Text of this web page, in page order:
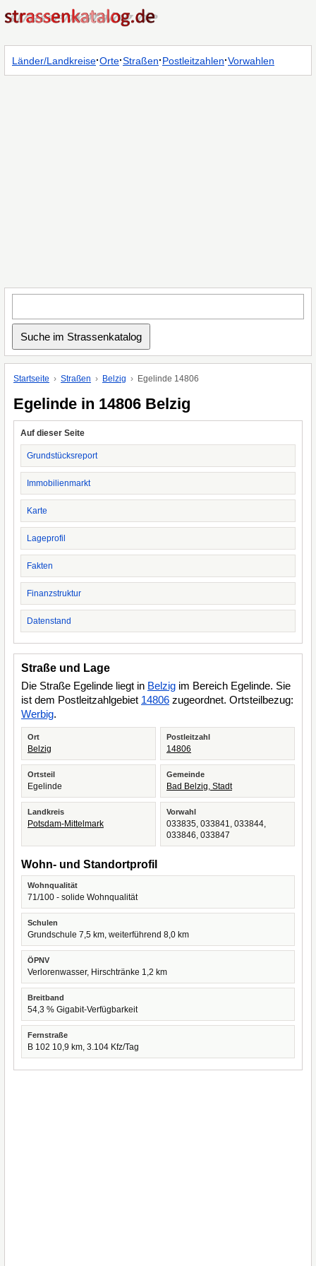
Länder/Landkreise·Orte·Straßen·Postleitzahlen·Vorwahlen
Startseite Straßen Belzig Egelinde 14806
Egelinde in 14806 Belzig
Auf dieser Seite
Grundstücksreport
Immobilienmarkt
Karte
Lageprofil
Fakten
Finanzstruktur
Datenstand
Straße und Lage
Die Straße Egelinde liegt in Belzig im Bereich Egelinde. Sie
ist dem Postleitzahlgebiet 14806 zugeordnet. Ortsteilbezug:
Werbig.
Ort
Belzig
Postleitzahl
14806
Ortsteil
Egelinde
Gemeinde
Bad Belzig, Stadt
Landkreis
Potsdam-Mittelmark
Vorwahl
033835, 033841, 033844,
033846, 033847
Wohn- und Standortprofil
Wohnqualität
71/100 - solide Wohnqualität
Schulen
Grundschule 7,5 km, weiterführend 8,0 km
ÖPNV
Verlorenwasser, Hirschtränke 1,2 km
Breitband
54,3 % Gigabit-Verfügbarkeit
Fernstraße
B 102 10,9 km, 3.104 Kfz/Tag